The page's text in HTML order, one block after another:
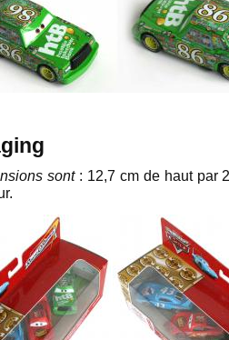
sont: 12,7 cm de haut par